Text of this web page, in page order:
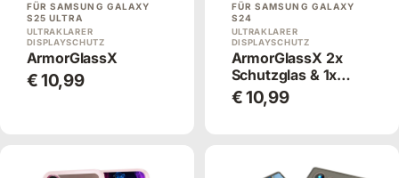
FÜR SAMSUNG GALAXY
S25 ULTRA
ULTRAKLARER
DISPLAYSCHUTZ
ArmorGlassX
€ 10,99
FÜR SAMSUNG GALAXY
S24
ULTRAKLARER
DISPLAYSCHUTZ
ArmorGlassX 2x
Schutzglas & 1x
Applikator
€ 10,99